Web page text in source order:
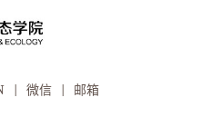
微信 邮箱